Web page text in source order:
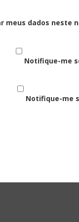
meus dados neste
Notifique-me
Notifique-me